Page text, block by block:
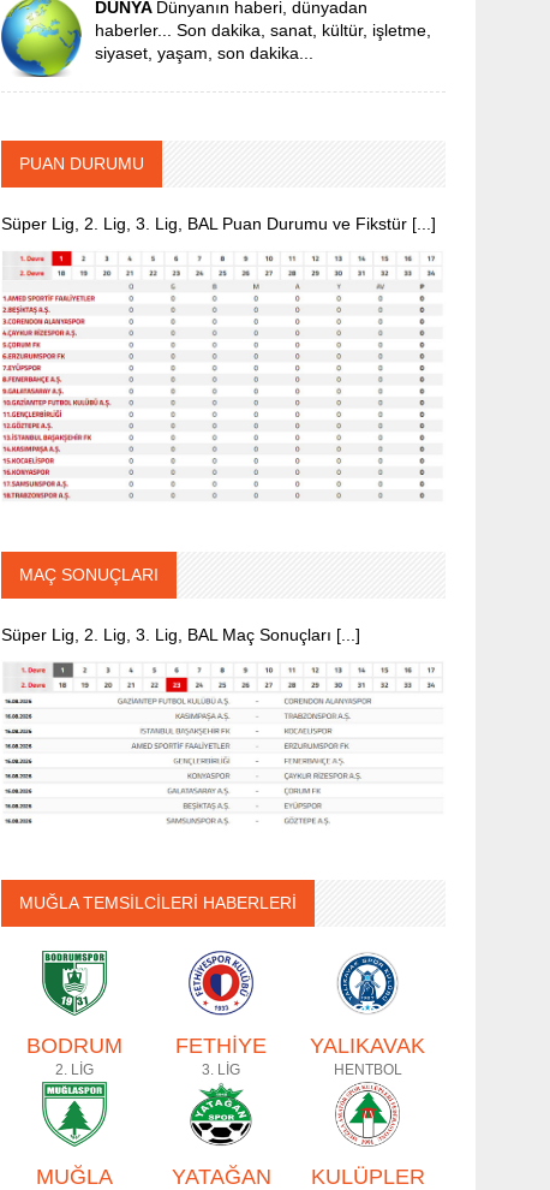
DÜNYA Dünyanın haberi, dünyadan
haberler... Son dakika, sanat, kültür, işletme,
siyaset, yaşam, son dakika...
PUAN DURUMU
Süper Lig, 2. Lig, 3. Lig, BAL Puan Durumu ve Fikstür [...]
MAÇ SONUÇLARI
Süper Lig, 2. Lig, 3. Lig, BAL Maç Sonuçları [...]
MUĞLA TEMSİLCİLERİ HABERLERİ
BODRUM
2. LİG
FETHİYE
3. LİG
YALIKAVAK
HENTBOL
MUĞLA YATAĞAN KULÜPLER